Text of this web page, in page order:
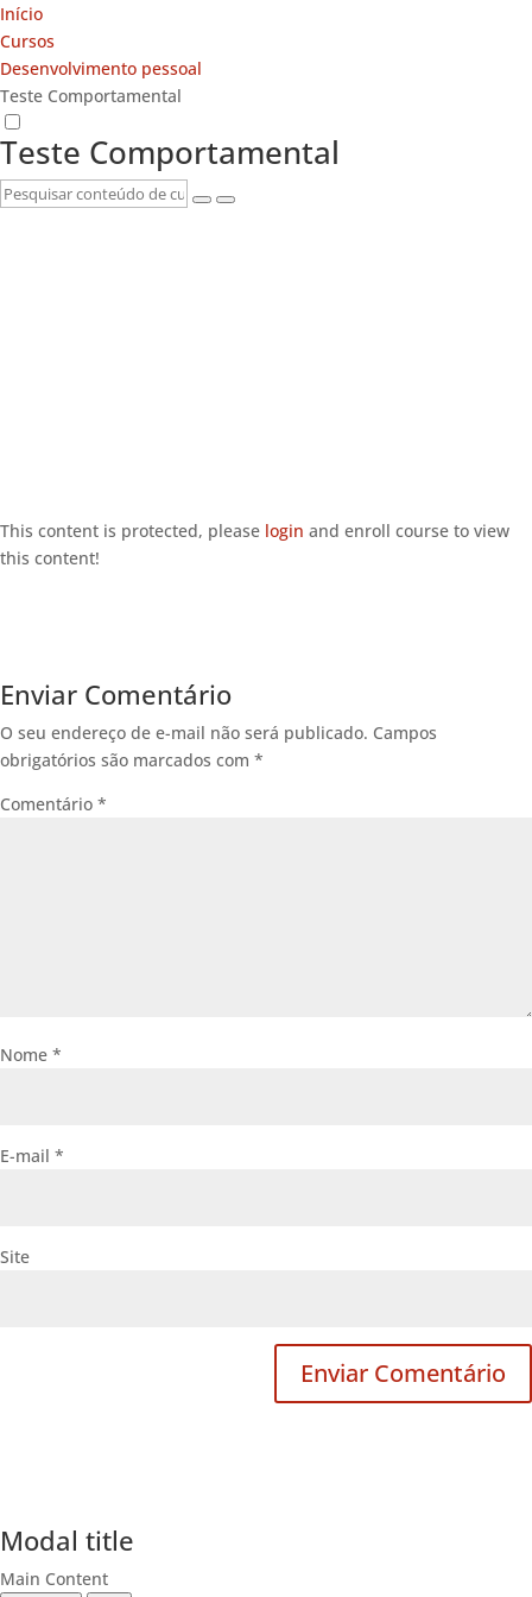
Início
Cursos
Desenvolvimento pessoal
Teste Comportamental
Teste Comportamental
This content is protected, please login and enroll course to view
this content!
Enviar Comentário
O seu endereço de e-mail não será publicado. Campos
obrigatórios são marcados com *
Comentário *
Nome *
E-mail *
Site
Modal title
Main Content